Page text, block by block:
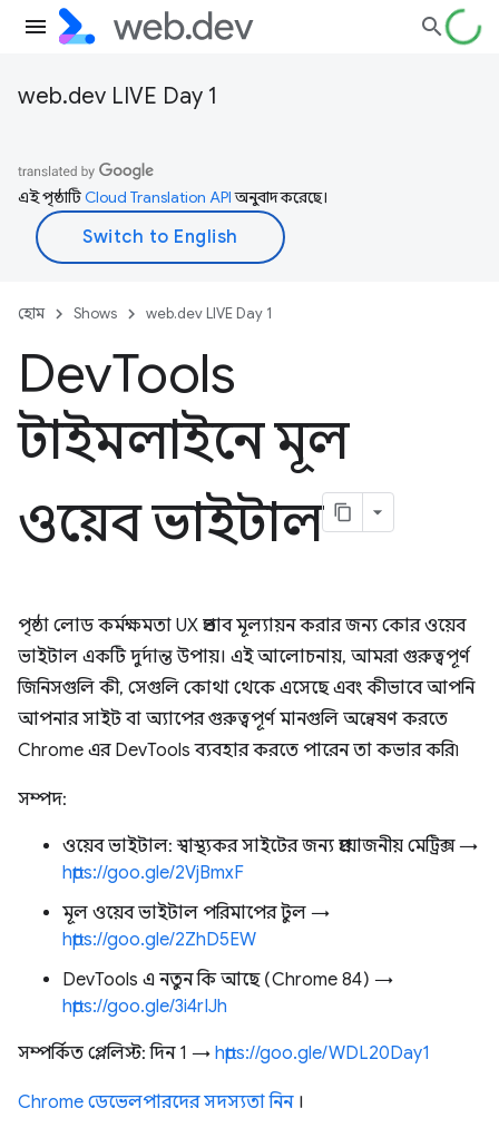
web.dev LIVE Day 1
এই পৃষ্ঠাটিCloud Translation APIঅনুবাদ করেছে।
হোম Shows web.dev LIVE Day 1
DevTools
টাইমলাইনে মূল
ওয়েব ভাইটাল
পৃষ্ঠা লোড কর্মক্ষমতা UX প্রভাব মূল্যায়ন করার জন্য কোর ওয়েব
ভাইটাল একটি দুর্দান্ত উপায়। এই আলোচনায়, আমরা গুরুত্বপূর্ণ
জিনিসগুলি কী, সেগুলি কোথা থেকে এসেছে এবং কীভাবে আপনি
আপনার সাইট বা অ্যাপের গুরুত্বপূর্ণ মানগুলি অন্বেষণ করতে
Chrome এর DevTools ব্যবহার করতে পারেন তা কভার করি৷
সম্পদ:
ওয়েব ভাইটাল: স্বাস্থ্যকর সাইটের জন্য প্রয়োজনীয় মেট্রিক্স →
https://goo.gle/2VjBmxF
মূল ওয়েব ভাইটাল পরিমাপের টুল →
https://goo.gle/2ZhD5EW
DevTools এ নতুন কি আছে (Chrome 84) →
https://goo.gle/3i4rIJh
সম্পর্কিত প্লেলিস্ট: দিন 1 → https://goo.gle/WDL20Day1
Chrome ডেভেলপারদের সদস্যতা নিন।